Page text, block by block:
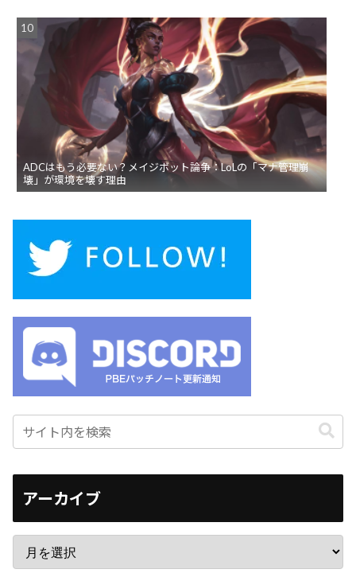
ADCはもう必要ない？メイジボット論争：LoLの「マナ管理崩
壊」が環境を壊す理由
アーカイブ